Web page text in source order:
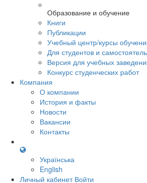
Образование и обучение
Книги
Публикации
Учебный центр/курсы
Для студентов и
Версия для учебных
Конкурс студенческих работ
Компания
О компании
История и факты
Новости
Вакансии
Контакты
Українська
English
Личный кабинет Войти